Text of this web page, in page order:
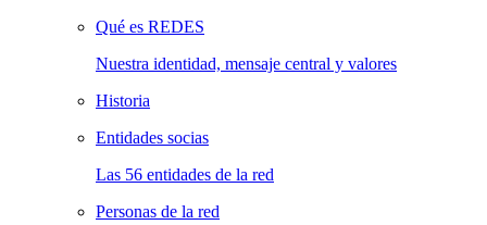
Qué es REDES
Nuestra identidad, mensaje central y valores
Historia
Entidades socias
Las 56 entidades de la red
Personas de la red